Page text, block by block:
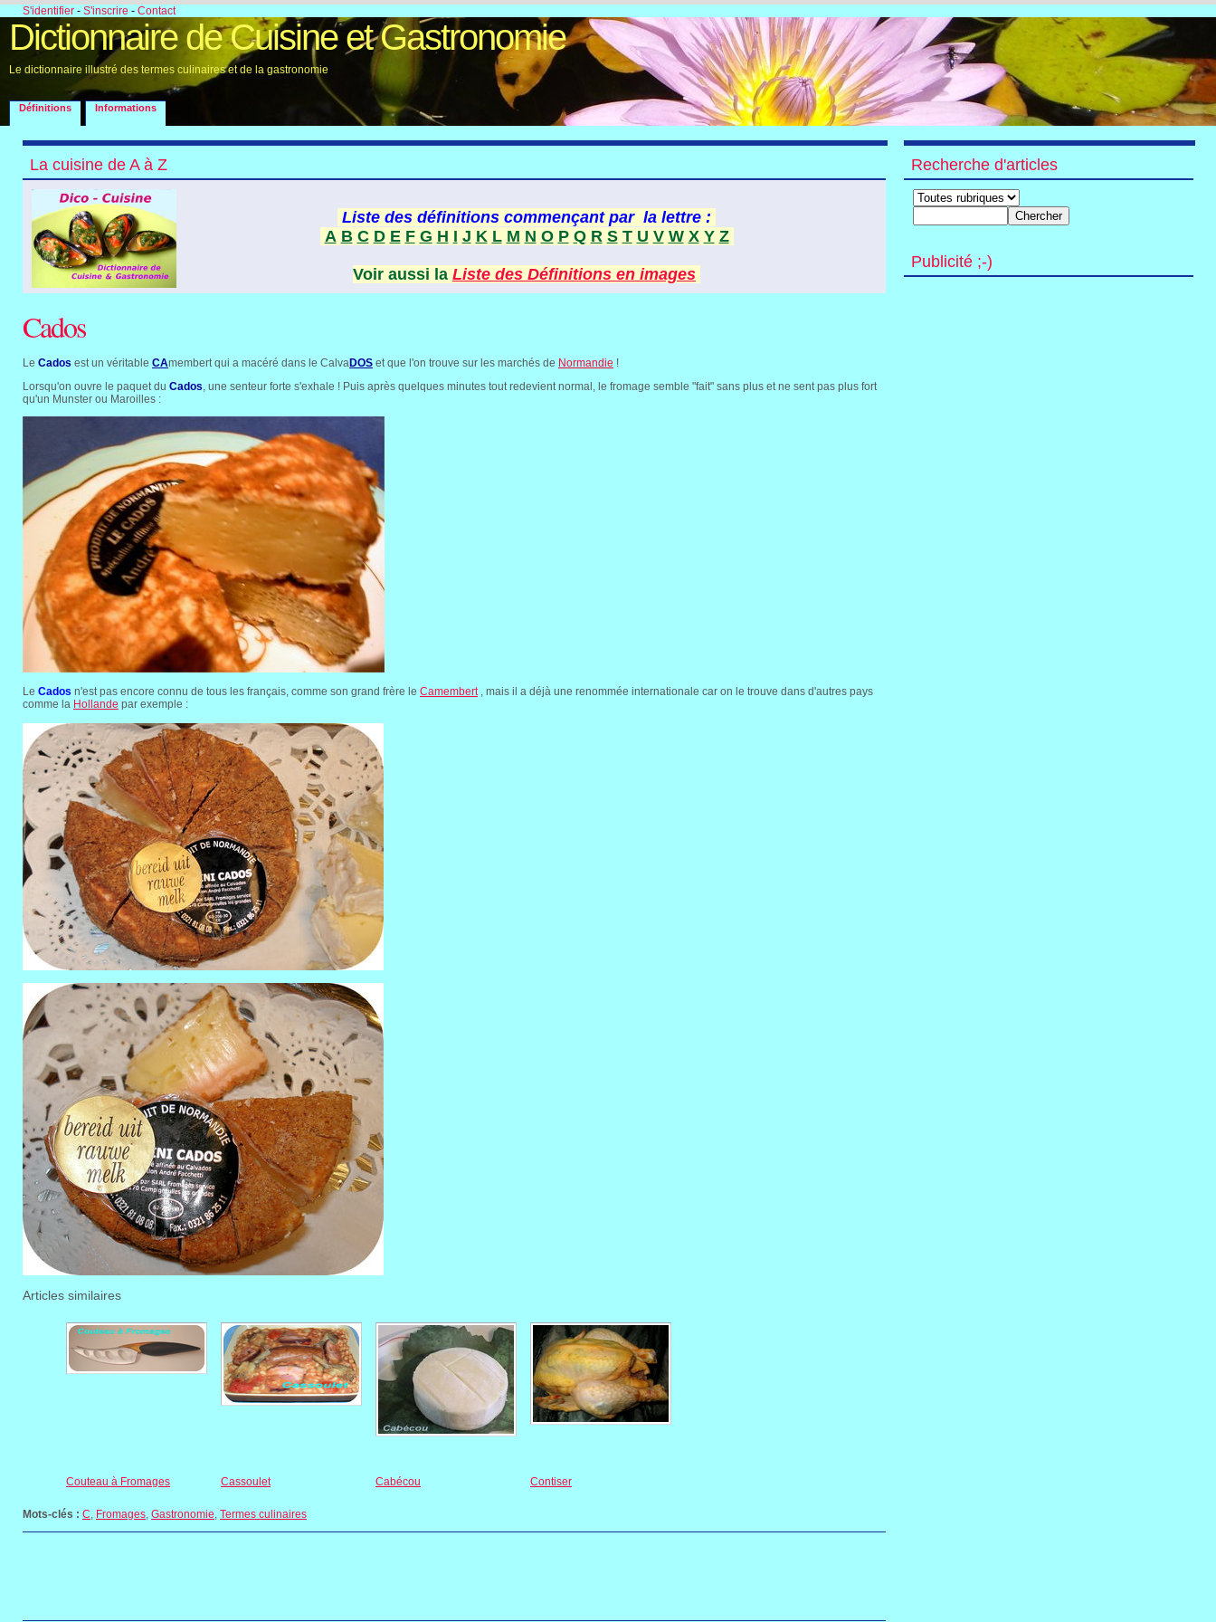
S'identifier - S'inscrire - Contact
Dictionnaire de Cuisine et Gastronomie
Le dictionnaire illustré des termes culinaires et de la gastronomie
Définitions Informations
La cuisine de A à Z
Liste des définitions commençant par la lettre :
A B C D E F G H I J K L M N O P Q R S T U V W X Y Z
Voir aussi la Liste des Définitions en images
Cados
Le Cados est un véritable CAmembert qui a macéré dans le CalvaDOS et que l'on trouve sur les marchés de Normandie !
Lorsqu'on ouvre le paquet du Cados, une senteur forte s'exhale ! Puis après quelques minutes tout redevient normal, le fromage semble "fait" sans plus et ne sent pas plus fort
qu'un Munster ou Maroilles :
Le Cados n'est pas encore connu de tous les français, comme son grand frère le Camembert, mais il a déjà une renommée internationale car on le trouve dans d'autres pays
comme la Hollande par exemple :
Articles similaires
Couteau à Fromages Cassoulet Cabécou Contiser
Mots-clés : C, Fromages, Gastronomie, Termes culinaires
Recherche d'articles
Publicité ;-)